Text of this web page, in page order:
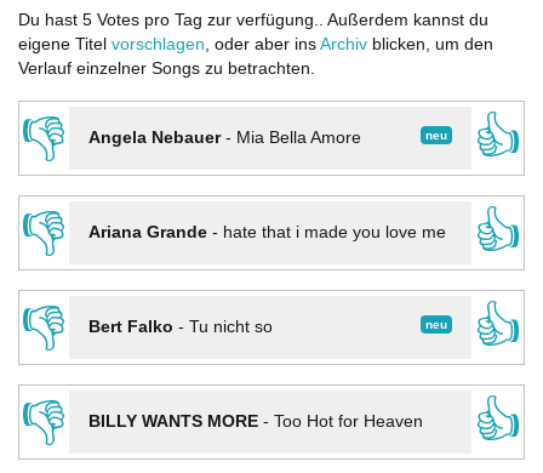
Du hast 5 Votes pro Tag zur verfügung.. Außerdem kannst du
eigene Titel vorschlagen, oder aber ins Archiv blicken, um den
Verlauf einzelner Songs zu betrachten.
👎 neu
Angela Nebauer- Mia Bella Amore
👍
👎
Ariana Grande- hate that i made you love me
👍
👎
neu
Bert Falko - Tu nicht so
👍
👎
BILLY WANTS MORE- Too Hot for Heaven
👍